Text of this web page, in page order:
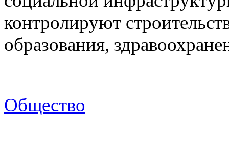
контролируют
образования,
Общество